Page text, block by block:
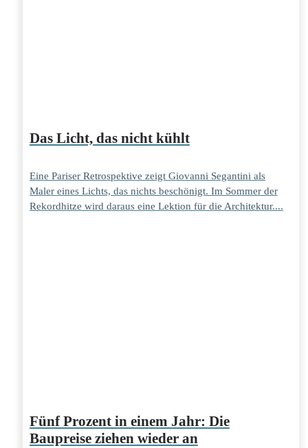
Das Licht, das nicht kühlt
Eine Pariser Retrospektive zeigt Giovanni Segantini als
Maler eines Lichts, das nichts beschönigt. Im Sommer der
Rekordhitze wird daraus eine Lektion für die Architektur....
Fünf Prozent in einem Jahr: Die
Baupreise ziehen wieder an